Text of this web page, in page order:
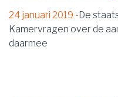
24 januari 2019 De
Kamervragen over de
daarmee